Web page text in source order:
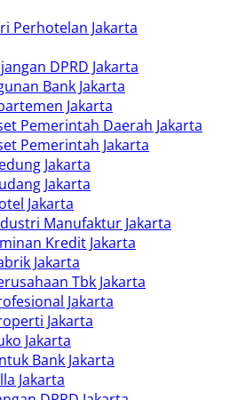
Perhotelan Jakarta
DPRD Jakarta
Bank Jakarta
Jakarta
Pemerintah Daerah Jakarta
Pemerintah Jakarta
Jakarta
Jakarta
Jakarta
Manufaktur Jakarta
Kredit Jakarta
Jakarta
Tbk Jakarta
Jakarta
Jakarta
Jakarta
Bank Jakarta
Jakarta